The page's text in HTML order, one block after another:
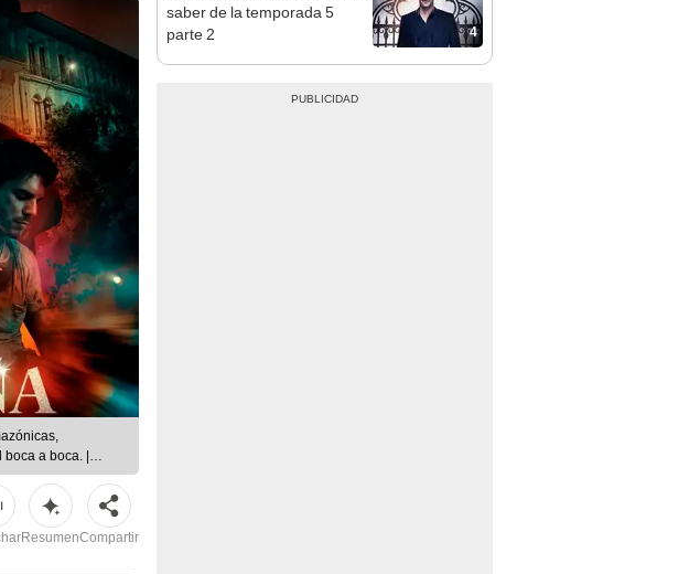
a boca. |
ResumenCompartir
4
saber de la temporada 5
parte 2